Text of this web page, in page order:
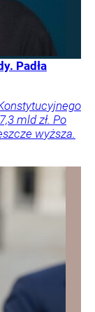
Padła
mld zł. Po
wyższa.